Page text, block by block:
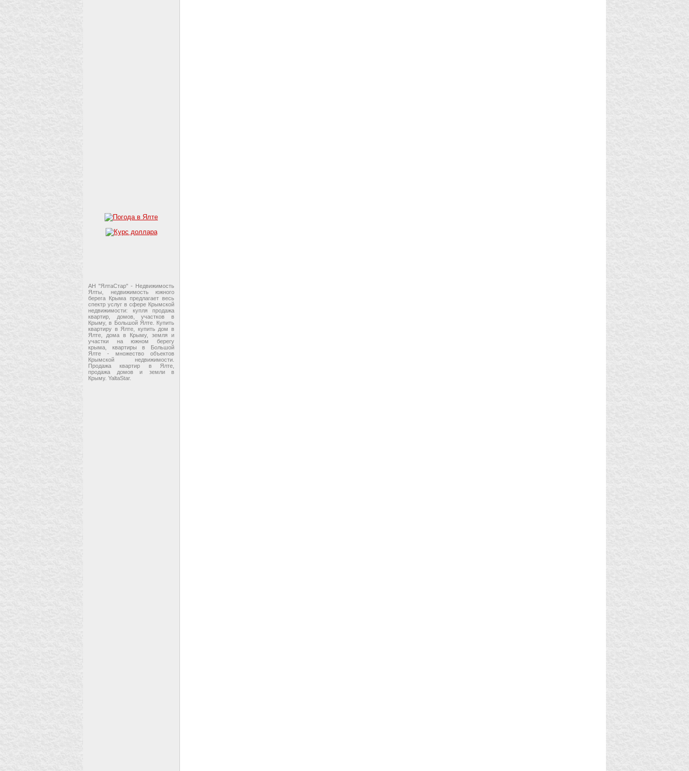
АН "ЯлтаСтар" - Недвижимость
Ялты, недвижимость южного
берега Крыма предлагает весь
спектр услуг в сфере Крымской
недвижимости: купля продажа
квартир, домов, участков в
Крыму, в Большой Ялте. Купить
квартиру в Ялте, купить дом в
Ялте, дома в Крыму, земля и
участки на южном берегу
крыма, квартиры в Большой
Ялте - множество объектов
Крымской недвижимости.
Продажа квартир в Ялте,
продажа домов и земли в
Крыму. YaltaStar.